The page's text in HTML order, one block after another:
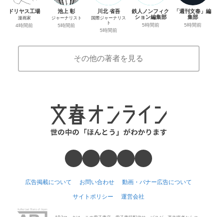
ドリヤス工場
漫画家
4時間前
池上 彰
ジャーナリスト
5時間前
川北 省吾
国際ジャーナリス
ト
5時間前
鉄人ノンフィク
ション編集部
5時間前
「週刊文春」編
集部
5時間前
その他の著者を見る
広告掲載について お問い合わせ 動画・バナー広告について
サイトポリシー 運営会社